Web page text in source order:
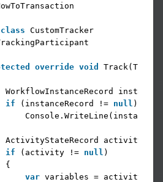
class CustomTracker
override void
WorkflowInstanceRecord
if
(instanceRecord != null )
ActivityStateRecord activity =
if
(activity != null )
{
var variables =